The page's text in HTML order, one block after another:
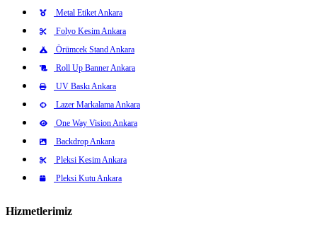
Metal Etiket Ankara
Folyo Kesim Ankara
Örümcek Stand Ankara
Roll Up Banner Ankara
UV Baskı Ankara
Lazer Markalama Ankara
One Way Vision Ankara
Backdrop Ankara
Pleksi Kesim Ankara
Pleksi Kutu Ankara
Hizmetlerimiz